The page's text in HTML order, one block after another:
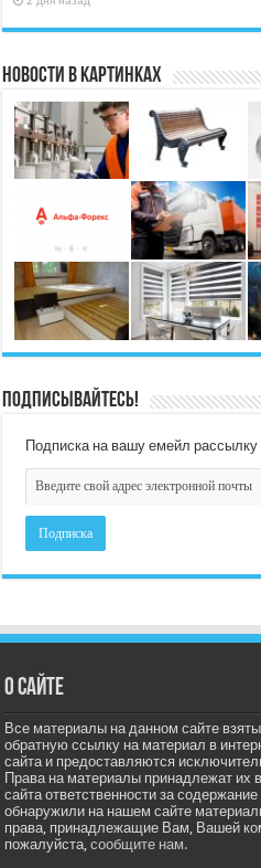
Новости в картинках
Подписывайтесь!
Подписка на вашу емейл рассылку
О сайте
Все материалы на данном сайте
обратную ссылку на материал в
сайта и предоставляются
Права на материалы принадлежат их
сайта ответственности за
обнаружили на нашем сайте
права, принадлежащие Вам, Вашей
пожалуйста,сообщите нам.